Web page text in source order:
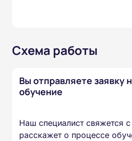
Схема работы
Вы отправляете заявку
обучение
Наш специалист свяжется
расскажет о процессе